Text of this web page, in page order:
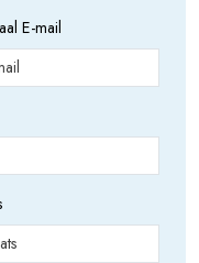
E-mail